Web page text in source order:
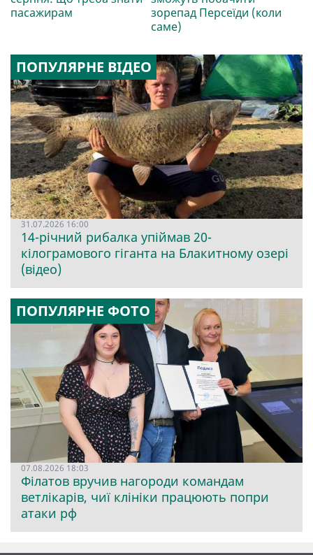
пасажирам
зорепад Персеїди (коли
саме)
ПОПУЛЯРНЕ ВІДЕО
31.07.2026 16:00
14-річний рибалка упіймав 20-
кілограмового гіганта на Блакитному озері
(відео)
ПОПУЛЯРНЕ ФОТО
07.08.2026 18:03
Філатов вручив нагороди командам
ветлікарів, чиї клініки працюють попри
атаки рф